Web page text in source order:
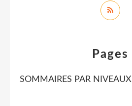
Pages
SOMMAIRES PAR NIVEAUX